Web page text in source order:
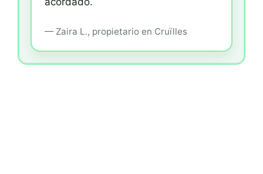
—Zaira L., propietarioen Cruïlles